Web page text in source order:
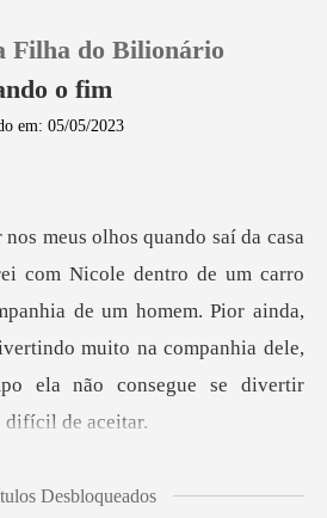
Filha do Bilionário
o fim
em: 05/05/2023
carro
de um homem. Pior ainda,
muito na comp
Desbloqueados